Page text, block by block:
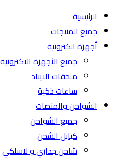
الرئيسية
جميع المنتجات
أجهزة الكترونية
جميع الأجهزة الاكترونية
ملحقات الايباد
ساعات ذكية
الشواحن والمنصات
جميع الشواحن
كيابل الشحن
شاحن جداري و لاسلكي